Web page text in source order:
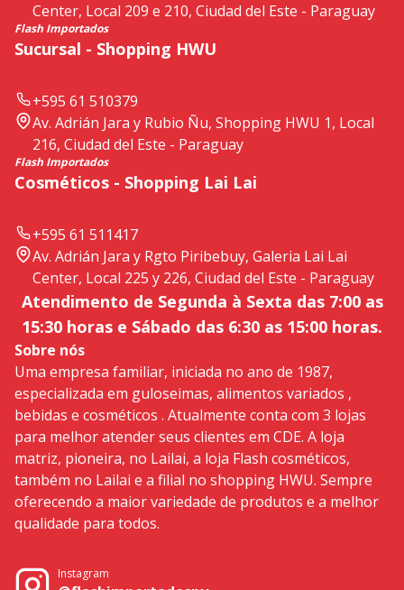
Center, Local 209 e 210, Ciudad del Este - Paraguay
Flash Importados
Sucursal - Shopping HWU
+595 61 510379
Av. Adrián Jara y Rubio Ñu, Shopping HWU 1, Local
216, Ciudad del Este - Paraguay
Flash Importados
Cosméticos - Shopping Lai Lai
+595 61 511417
Av. Adrián Jara y Rgto Piribebuy, Galeria Lai Lai
Center, Local 225 y 226, Ciudad del Este - Paraguay
Atendimento de Segunda à Sexta das 7:00 as
15:30 horas e Sábado das 6:30 as 15:00 horas.
Sobre nós
Uma empresa familiar, iniciada no ano de 1987,
especializada em guloseimas, alimentos variados ,
bebidas e cosméticos . Atualmente conta com 3 lojas
para melhor atender seus clientes em CDE. A loja
matriz, pioneira, no Lailai, a loja Flash cosméticos,
também no Lailai e a filial no shopping HWU. Sempre
oferecendo a maior variedade de produtos e a melhor
qualidade para todos.
Instagram